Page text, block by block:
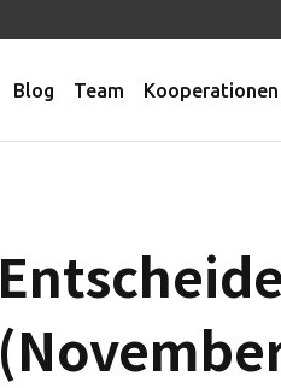
Blog Team Kooperationen